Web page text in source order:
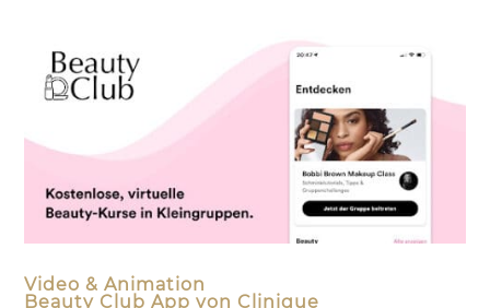
Video & Animation
Beauty Club App von Clinique